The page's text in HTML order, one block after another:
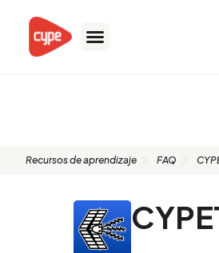
contenido
Recursos de aprendizaje FAQ